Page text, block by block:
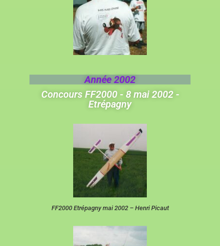
Année 2002
Concours FF2000 - 8 mai 2002 -
Etrépagny
FF2000 Etrépagny mai 2002 – Henri Picaut